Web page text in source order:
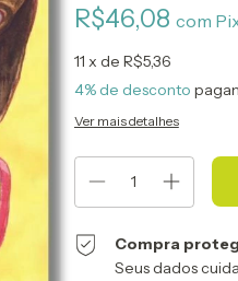
R$46,08 com
11 x de R$5,36
4% de desconto
Ver mais detalhes
Compra
Seus dados